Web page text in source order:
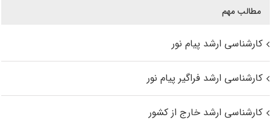
مطالب مهم
کارشناسی ارشد پیام نور
کارشناسی ارشد فراگیر پیام نور
کارشناسی ارشد خارج از کشور